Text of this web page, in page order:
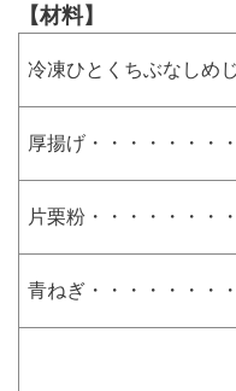
【材料】
冷凍ひとくちぶなしめ
厚揚げ・・・・・・・
片栗粉・・・・・・・
青ねぎ・・・・・・・